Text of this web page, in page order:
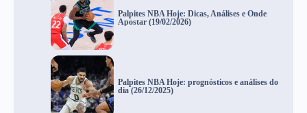
Palpites NBA Hoje: Dicas, Análises e Onde
Apostar (19/02/2026)
Palpites NBA Hoje: prognósticos e análises do
dia (26/12/2025)